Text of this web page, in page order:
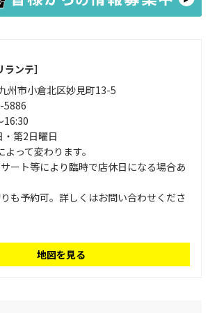
ンテ］
州市小倉北区妙見町13-5
5886
16:30
・第2日曜日
って変わります。
ート等により臨時で店休日になる場合あ
も予約可。詳しくはお問い合わせくださ
地図を見る